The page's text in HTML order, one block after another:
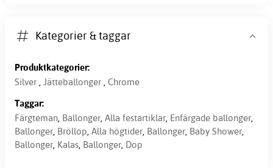
Kategorier & taggar
Produktkategorier:
Silver , Jätteballonger , Chrome
Taggar:
Färgteman, Ballonger, Alla festartiklar, Enfärgade ballonger,
Ballonger, Bröllop, Alla högtider, Ballonger, Baby Shower,
Ballonger, Kalas, Ballonger, Dop